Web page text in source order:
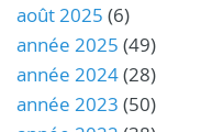
août 2025 (6)
année 2025 (49)
année 2024(28)
année 2023 (50)